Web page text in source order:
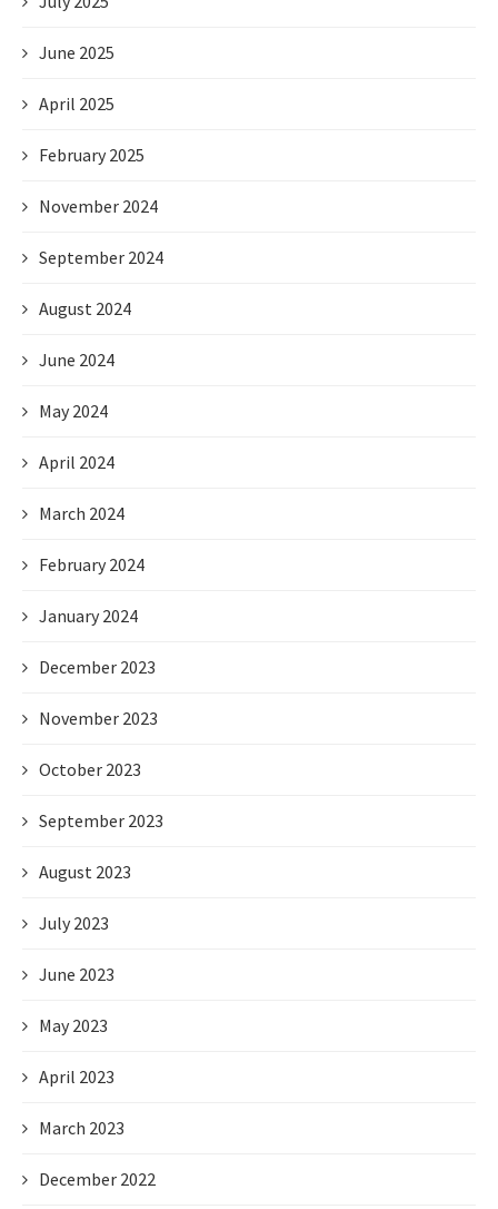
June 2025
April 2025
February 2025
November 2024
September 2024
August 2024
June 2024
May 2024
April 2024
March 2024
February 2024
January 2024
December 2023
November 2023
October 2023
September 2023
August 2023
July 2023
June 2023
May 2023
April 2023
March 2023
December 2022